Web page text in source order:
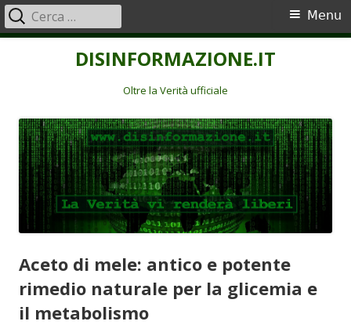
DISINFORMAZIONE.IT
Oltre la Verità ufficiale
Menu
principale
Menu
Ricerca
per:
Aceto di mele: antico e potente
rimedio naturale per la glicemia e
il metabolismo